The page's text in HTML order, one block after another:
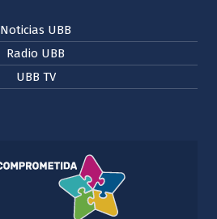
Noticias UBB
Radio UBB
UBB TV